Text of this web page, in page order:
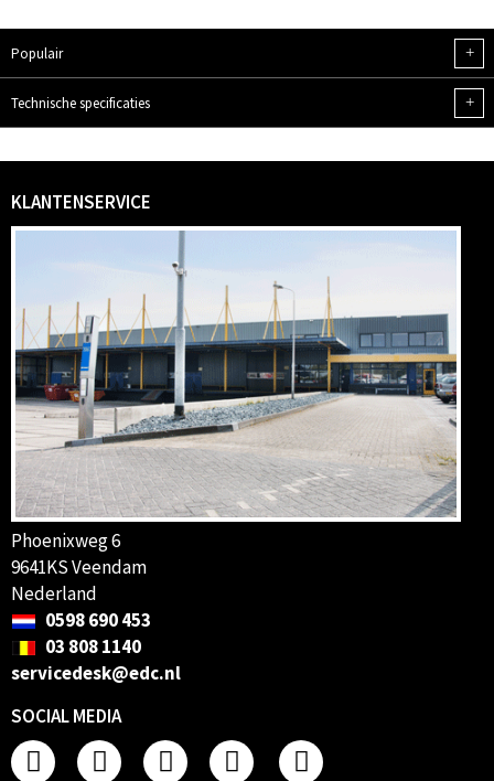
Populair +
Technische specificaties +
KLANTENSERVICE
Phoenixweg 6
9641KS Veendam
Nederland
0598 690 453
03 808 1140
servicedesk@edc.nl
SOCIAL MEDIA